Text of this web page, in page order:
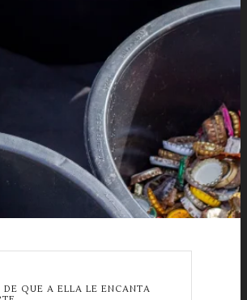
DE QUE A ELLA LE ENCANTA